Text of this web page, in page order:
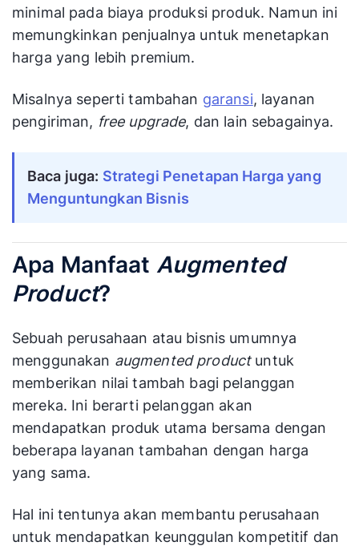
minimal pada biaya produksi produk. Namun ini
memungkinkan penjualnya untuk menetapkan
harga yang lebih premium.
Misalnya seperti tambahan garansi, layanan
pengiriman, free upgrade, dan lain sebagainya.
Baca juga: Strategi Penetapan Harga yang
Menguntungkan Bisnis
Apa Manfaat Augmented
Product?
Sebuah perusahaan atau bisnis umumnya
menggunakan augmented product untuk
memberikan nilai tambah bagi pelanggan
mereka. Ini berarti pelanggan akan
mendapatkan produk utama bersama dengan
beberapa layanan tambahan dengan harga
yang sama.
Hal ini tentunya akan membantu perusahaan
untuk mendapatkan keunggulan kompetitif dan